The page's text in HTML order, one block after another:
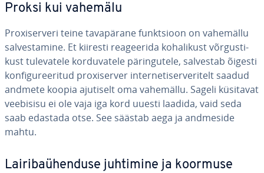
Proksi kui vahemälu
Proxi­ser­veri teine ta­va­pä­rane funkt­sioon on vahemällu
sal­ves­ta­mine. Et kiiresti rea­gee­rida ko­ha­li­kust võr­gus­ti­
kust tu­le­va­tele kor­du­va­tele pä­rin­gu­tele, salvestab õigesti
kon­fi­gu­ree­ri­tud proxi­ser­ver in­ter­ne­ti­ser­ve­ri­telt saadud
andmete koopia ajutiselt oma vahemällu. Sageli küsitavat
veebisisu ei ole vaja iga kord uuesti laadida, vaid seda
saab edastada otse. See säästab aega ja andmeside
mahtu.
Lai­ri­ba­ühen­duse juhtimine ja koormuse